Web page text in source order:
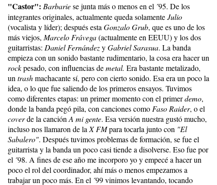
"Castor": Barbariese junta más o menos en el ´95. De los
integrantes originales, actualmente queda solamenteJulio
(vocalista y líder); después estaGonzalo Grub, que es uno de los
más viejos,Marcelo Frávega(actualmente en EEUU) y los dos
guitarristas: Daniel FernándezyGabriel Sarasua. La banda
empieza con un sonido bastante rudimentario, la cosa era hacer un
rockpesado, con influencias demetal. Era bastante metalizado,
untrashmachacante sí, pero con cierto sonido. Esa era un poco la
idea, o lo que fue saliendo de los primeros ensayos. Tuvimos
como diferentes etapas: un primer momento con el primerdemo,
donde la banda pegó pila, con canciones comoFaso Raider, o el
coverde la canciónA mi gente. Esa versión nuestra gustó mucho,
incluso nos llamaron de laX FMpara tocarla junto con "El
Sabalero". Después tuvimos problemas de formación, se fue el
guitarrista y la banda un poco casi tiende a disolverse. Eso fue por
el ´98. A fines de ese año me incorporo yo y empecé a hacer un
poco el rol del coordinador, ahí más o menos empezamos a
trabajar un poco más. En el ´99 vinimos levantando, tocando